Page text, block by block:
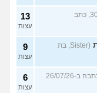
(אלירן, בן 30, כתב
13
עצות
(Sister, בת
9
עצות
(נערה, בת 16, כתבה ב-26/07/26
6
עצות